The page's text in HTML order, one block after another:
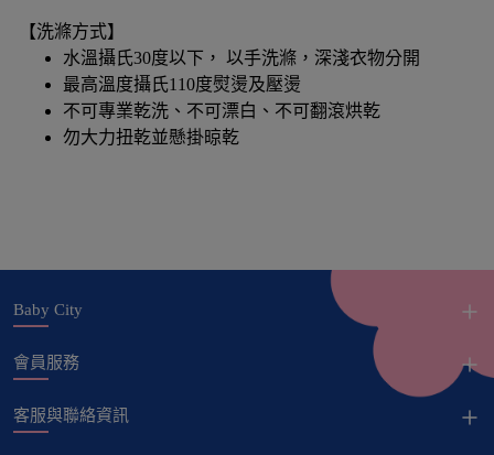
【洗滌方式】
水溫攝氏30度以下， 以手洗滌，深淺衣物分開
最高溫度攝氏110度熨燙及壓燙
不可專業乾洗、不可漂白、不可翻滾烘乾
勿大力扭乾並懸掛晾乾
Baby City
會員服務
客服與聯絡資訊